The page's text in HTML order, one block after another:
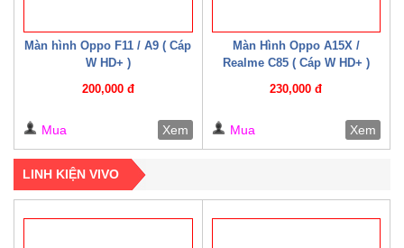
Màn hình Oppo F11 / A9 ( Cáp
W HD+ )
200,000 đ
Mua Xem
Màn Hình Oppo A15X /
Realme C85 ( Cáp W HD+ )
230,000 đ
Mua Xem
LINH KIỆN VIVO